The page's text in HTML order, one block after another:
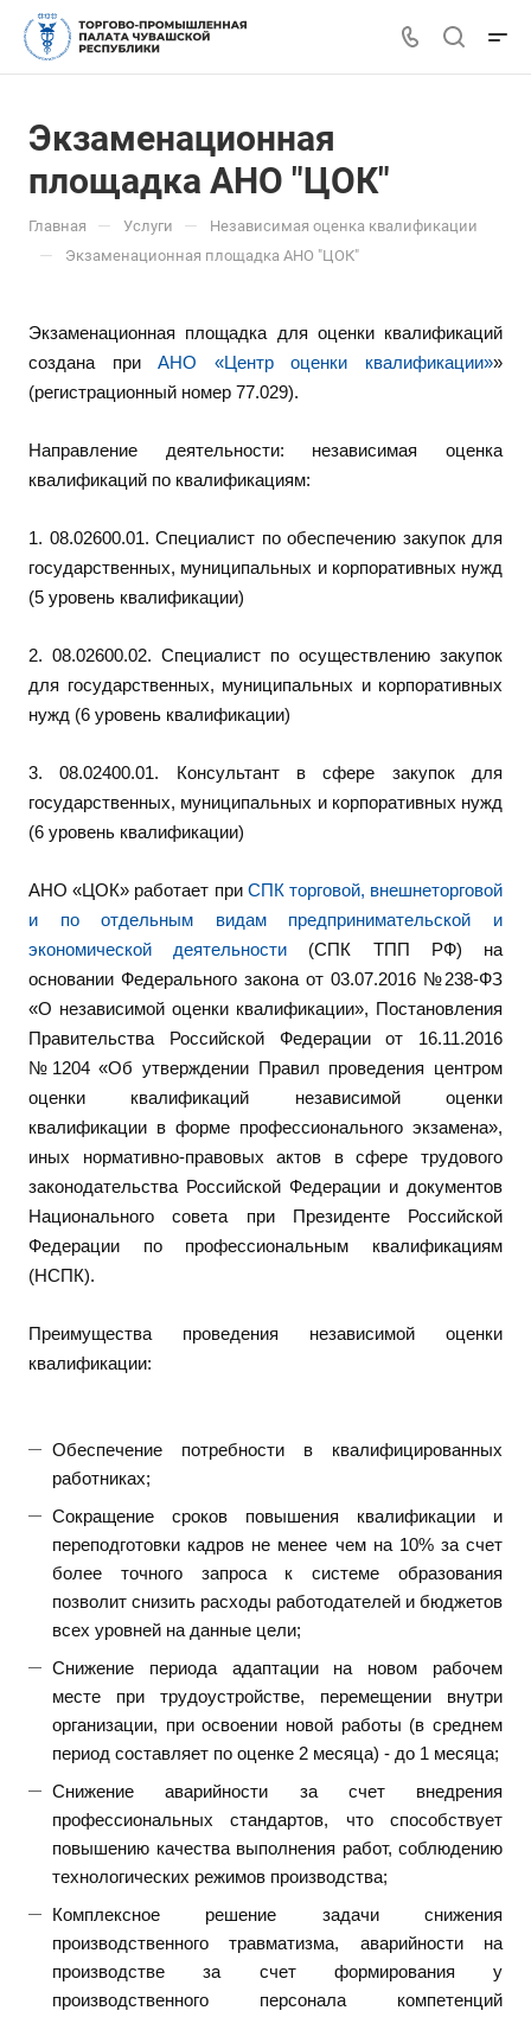
Экзаменационная
площадка АНО "ЦОК"
Главная — Услуги — Независимая оценка квалификации
— Экзаменационная площадка АНО "ЦОК"
Экзаменационная площадка для оценки квалификаций
создана приАНО «Центр оценки квалификации»»
(регистрационный номер 77.029).
Направление деятельности: независимая оценка
квалификаций по квалификациям:
1. 08.02600.01. Специалист по обеспечению закупок для
государственных, муниципальных и корпоративных нужд
(5 уровень квалификации)
2. 08.02600.02. Специалист по осуществлению закупок
для государственных, муниципальных и корпоративных
нужд (6 уровень квалификации)
3. 08.02400.01. Консультант в сфере закупок для
государственных, муниципальных и корпоративных нужд
(6 уровень квалификации)
АНО «ЦОК» работает при СПК торговой, внешнеторговой
и по отдельным видам предпринимательской и
экономической деятельности (СПК ТПП РФ) на
основании Федерального закона от 03.07.2016 №238-ФЗ
«О независимой оценки квалификации», Постановления
Правительства Российской Федерации от 16.11.2016
№1204 «Об утверждении Правил проведения центром
оценки квалификаций независимой оценки
квалификации в форме профессионального экзамена»,
иных нормативно-правовых актов в сфере трудового
законодательства Российской Федерации и документов
Национального совета при Президенте Российской
Федерации по профессиональным квалификациям
(НСПК).
Преимущества проведения независимой оценки
квалификации:
Обеспечение потребности в квалифицированных
работниках;
Сокращение сроков повышения квалификации и
переподготовки кадров не менее чем на 10% за счет
более точного запроса к системе образования
позволит снизить расходы работодателей и бюджетов
всех уровней на данные цели;
Снижение периода адаптации на новом рабочем
месте при трудоустройстве, перемещении внутри
организации, при освоении новой работы (в среднем
период составляет по оценке 2 месяца) - до 1 месяца;
Снижение аварийности за счет внедрения
профессиональных стандартов, что способствует
повышению качества выполнения работ, соблюдению
технологических режимов производства;
Комплексное решение задачи снижения
производственного травматизма, аварийности на
производстве за счет формирования у
производственного персонала компетенций